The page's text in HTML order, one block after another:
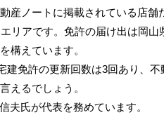
産ノートに掲載されている店舗
リアです。免許の届け出は岡山
構えています。
建免許の更新回数は3回あり、
えるでしょう。
夫氏が代表を務めています。